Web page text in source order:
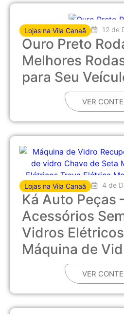
Lojas na Vila Canaã 12 de
Ouro Preto
Melhores
para Seu
VER
Lojas na Vila Canaã 4 de
Ká Auto Peças
Acessórios
Vidros
Máquina de
VER